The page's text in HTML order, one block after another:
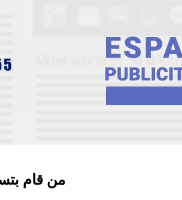
من قام